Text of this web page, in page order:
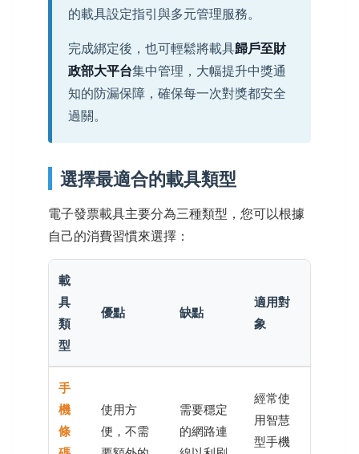
的載具設定指引與多元管理服務。
完成綁定後，也可輕鬆將載具歸戶至財
政部大平台集中管理，大幅提升中獎通
知的防漏保障，確保每一次對獎都安全
過關。
選擇最適合的載具類型
電子發票載具主要分為三種類型，您可以根據
自己的消費習慣來選擇：
載
具
類
型
優點 缺點
適用對
象
手
機
條
使用方
便，不需
需要穩定
的網路連
經常使
用智慧
型手機